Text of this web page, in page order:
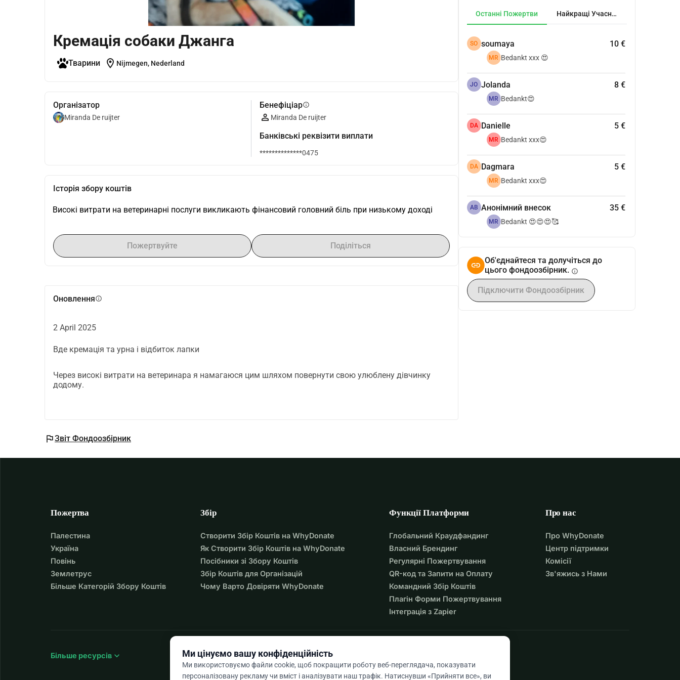
Кремація собаки Джанга
Тварини location_on Nijmegen, Nederland
Організатор
Miranda De ruijter
Бенефіціарinfo
Miranda De ruijter
Банківські реквізити виплати
**************0475
Історія збору коштів
Високі витрати на ветеринарні послуги викликають фінансовий головний біль при низькому доході
Пожертвуйте Поділіться
Оновленняinfo
2 April 2025
Вде кремація та урна і відбиток лапки
Через високі витрати на ветеринара я намагаюся цим шляхом повернути свою улюблену дівчинку
додому.
flagЗвіт Фондоозбірник
Останні Пожертви Найкращі Учасники
SO soumaya 10 €
MR Bedankt xxx 😍
JO Jolanda 8 €
MR Bedankt😍
DA Danielle 5 €
MR Bedankt xxx😍
DA Dagmara 5 €
MR Bedankt xxx😍
АВ Анонімний внесок 35 €
MR Bedankt 😍😍😍🥰
Об'єднайтеся та долучіться до
цього фондоозбірник. info
Підключити Фондоозбірник
Пожертва
Палестина
Україна
Повінь
Землетрус
Більше Категорій Збору Коштів
Збір
Створити Збір Коштів на WhyDonate
Як Створити Збір Коштів на WhyDonate
Посібники зі Збору Коштів
Збір Коштів для Організацій
Чому Варто Довіряти WhyDonate
Функції Платформи
Глобальний Краудфандинг
Власний Брендинг
Регулярні Пожертвування
QR-код та Запити на Оплату
Командний Збір Коштів
Плагін Форми Пожертвування
Інтеграція з Zapier
Про нас
Про WhyDonate
Центр підтримки
Комісії
Зв'яжись з Нами
Більше ресурсів expand_more Ми цінуємо вашу конфіденційність
Ми використовуємо файли cookie, щоб покращити роботу веб-переглядача, показувати
персоналізовану рекламу чи вміст і аналізувати наш трафік. Натиснувши «Прийняти все», ви